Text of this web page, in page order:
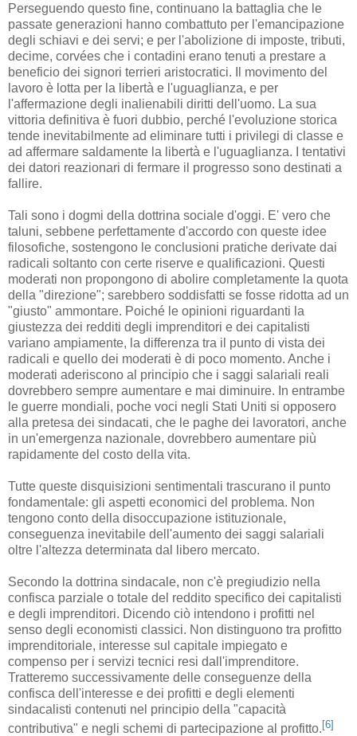
Perseguendo questo fine, continuano la battaglia che le
passate generazioni hanno combattuto per l'emancipazione
degli schiavi e dei servi; e per l'abolizione di imposte, tributi,
decime, corvées che i contadini erano tenuti a prestare a
beneficio dei signori terrieri aristocratici. Il movimento del
lavoro è lotta per la libertà e l'uguaglianza, e per
l'affermazione degli inalienabili diritti dell'uomo. La sua
vittoria definitiva è fuori dubbio, perché l'evoluzione storica
tende inevitabilmente ad eliminare tutti i privilegi di classe e
ad affermare saldamente la libertà e l'uguaglianza. I tentativi
dei datori reazionari di fermare il progresso sono destinati a
fallire.
Tali sono i dogmi della dottrina sociale d'oggi. E' vero che
taluni, sebbene perfettamente d'accordo con queste idee
filosofiche, sostengono le conclusioni pratiche derivate dai
radicali soltanto con certe riserve e qualificazioni. Questi
moderati non propongono di abolire completamente la quota
della "direzione"; sarebbero soddisfatti se fosse ridotta ad un
"giusto" ammontare. Poiché le opinioni riguardanti la
giustezza dei redditi degli imprenditori e dei capitalisti
variano ampiamente, la differenza tra il punto di vista dei
radicali e quello dei moderati è di poco momento. Anche i
moderati aderiscono al principio che i saggi salariali reali
dovrebbero sempre aumentare e mai diminuire. In entrambe
le guerre mondiali, poche voci negli Stati Uniti si opposero
alla pretesa dei sindacati, che le paghe dei lavoratori, anche
in un'emergenza nazionale, dovrebbero aumentare più
rapidamente del costo della vita.
Tutte queste disquisizioni sentimentali trascurano il punto
fondamentale: gli aspetti economici del problema. Non
tengono conto della disoccupazione istituzionale,
conseguenza inevitabile dell'aumento dei saggi salariali
oltre l'altezza determinata dal libero mercato.
Secondo la dottrina sindacale, non c'è pregiudizio nella
confisca parziale o totale del reddito specifico dei capitalisti
e degli imprenditori. Dicendo ciò intendono i profitti nel
senso degli economisti classici. Non distinguono tra profitto
imprenditoriale, interesse sul capitale impiegato e
compenso per i servizi tecnici resi dall'imprenditore.
Tratteremo successivamente delle conseguenze della
confisca dell'interesse e dei profitti e degli elementi
sindacalisti contenuti nel principio della "capacità
contributiva" e negli schemi di partecipazione al profitto.[6]